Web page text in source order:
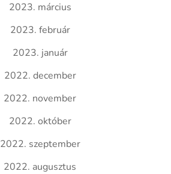
2023. március
2023. február
2023. január
2022. december
2022. november
2022. október
2022. szeptember
2022. augusztus